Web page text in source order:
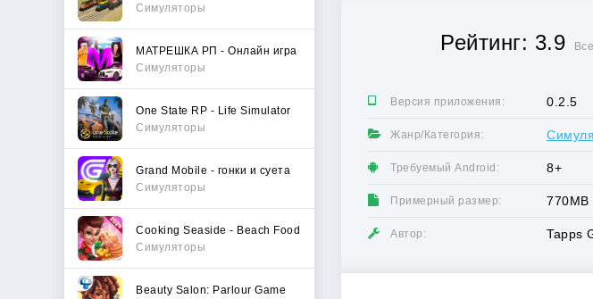
Симуляторы
МАТРЕШКА РП - Онлайн игра
Симуляторы
One State RP - Life Simulator
Симуляторы
Grand Mobile - гонки и суета
Симуляторы
Cooking Seaside - Beach Food
Симуляторы
Beauty Salon: Parlour Game
Рейтинг: 3.9
Версия приложения: 0.2.5
Жанр/Категория:
Требуемый Android: 8+
Примерный размер: 770MB
Автор: Tapps